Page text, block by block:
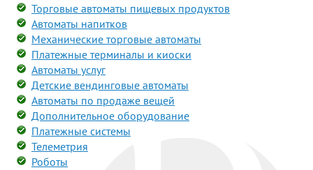
Торговые автоматы пищевых продуктов
Автоматы напитков
Механические торговые автоматы
Платежные терминалы и киоски
Автоматы услуг
Детские вендинговые автоматы
Автоматы по продаже вещей
Дополнительное оборудование
Платежные системы
Телеметрия
Роботы